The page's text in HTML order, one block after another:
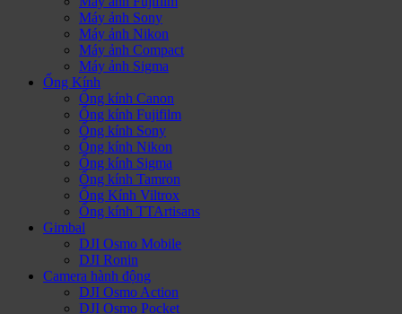
Máy ảnh Sony
Máy ảnh Nikon
Máy ảnh Compact
Máy ảnh Sigma
Ống Kính
Ống kính Canon
Ống kính Fujifilm
Ống kính Sony
Ống kính Nikon
Ống kính Sigma
Ống kính Tamron
Ống Kính Viltrox
Ống kính TTArtisans
Gimbal
DJI Osmo Mobile
DJI Ronin
Camera hành động
DJI Osmo Action
DJI Osmo Pocket